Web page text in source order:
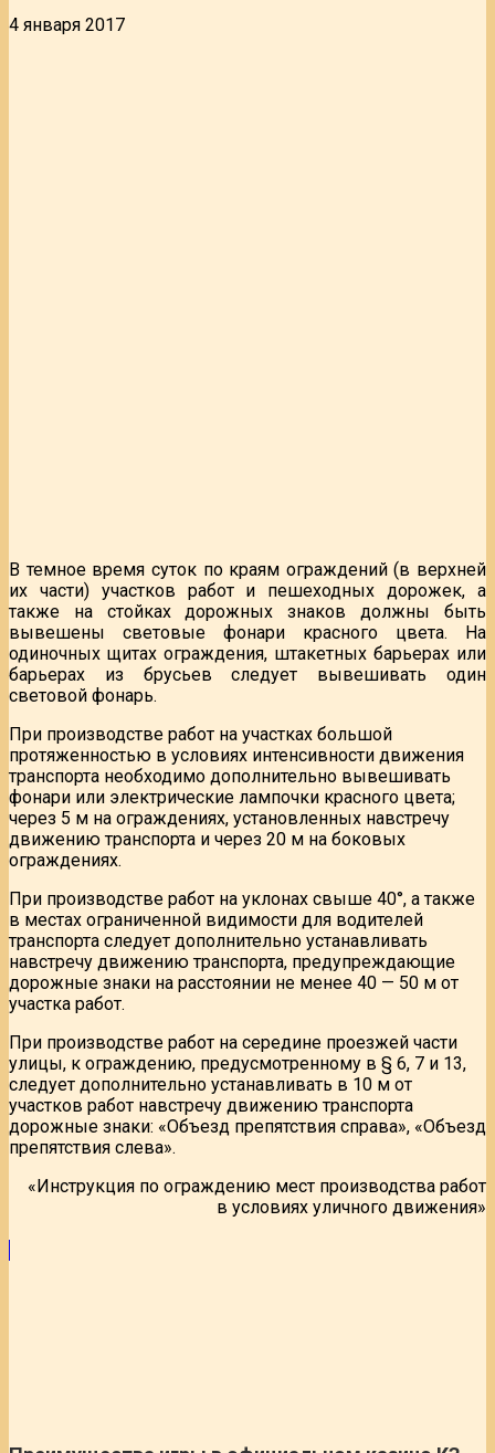
4 января 2017
В темное время суток по краям ограждений (в верхней
их части) участков работ и пешеходных дорожек, а
также на стойках дорожных знаков должны быть
вывешены световые фонари красного цвета. На
одиночных щитах ограждения, штакетных барьерах или
барьерах из брусьев следует вывешивать один
световой фонарь.
При производстве работ на участках большой
протяженностью в условиях интенсивности движения
транспорта необходимо дополнительно вывешивать
фонари или электрические лампочки красного цвета;
через 5 м на ограждениях, установленных навстречу
движению транспорта и через 20 м на боковых
ограждениях.
При производстве работ на уклонах свыше 40°, а также
в местах ограниченной видимости для водителей
транспорта следует дополнительно устанавливать
навстречу движению транспорта, предупреждающие
дорожные знаки на расстоянии не менее 40 — 50 м от
участка работ.
При производстве работ на середине проезжей части
улицы, к ограждению, предусмотренному в § 6, 7 и 13,
следует дополнительно устанавливать в 10 м от
участков работ навстречу движению транспорта
дорожные знаки: «Объезд препятствия справа», «Объезд
препятствия слева».
«Инструкция по ограждению мест производства работ
в условиях уличного движения»